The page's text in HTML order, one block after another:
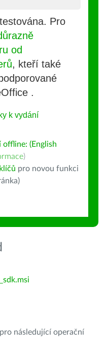
Pro
od
, kteří také
.
k vydání
(English
)
pro novou funkci
následující operační